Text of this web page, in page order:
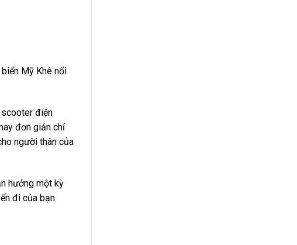
Mỹ Khê nổi
scooter điện
đơn giản chỉ
người thân của
hưởng một kỳ
đi của bạn